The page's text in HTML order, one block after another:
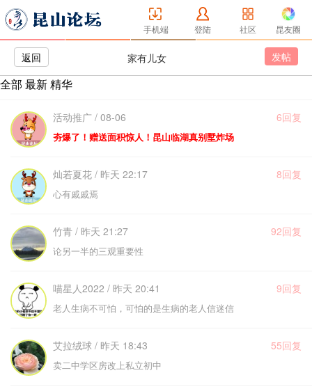
手机端 登陆 社区 昆友圈
返回 家有儿女 发帖
全部 最新精华
活动推广 / 08-06 6回复
夯爆了！赠送面积惊人！昆山临湖真别墅炸场
灿若夏花 / 昨天 22:17 8回复
心有戚戚焉
竹青 / 昨天 21:27 92回复
论另一半的三观重要性
喵星人2022 / 昨天 20:41 9回复
老人生病不可怕，可怕的是生病的老人信迷信
艾拉绒球 / 昨天 18:43 55回复
卖二中学区房改上私立初中